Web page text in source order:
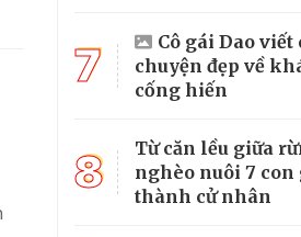
7
Cô gái Dao viết
chuyện đẹp về
cống hiến
8
Từ căn lều giữa
nghèo nuôi 7 con
thành cử nhân